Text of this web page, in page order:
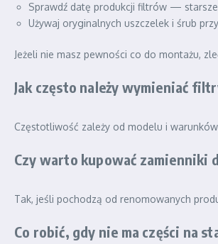
Sprawdź datę produkcji filtrów —
Używaj oryginalnych uszczelek i śrub
Jeżeli nie masz pewności co do montażu,
Jak często należy wymieniać
Częstotliwość zależy od modelu i
Czy warto kupować zamienniki
Tak, jeśli pochodzą od renomowanych
Co robić, gdy nie ma części na